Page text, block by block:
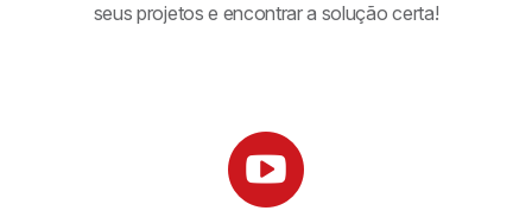
seus projetos e encontrar a solução certa!